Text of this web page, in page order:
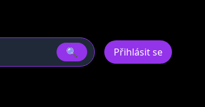
🔍 Přihlásit se